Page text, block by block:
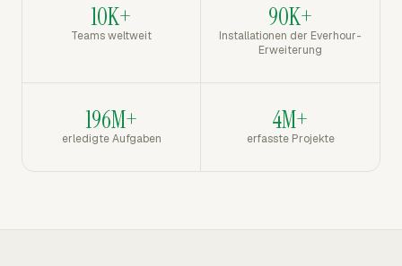
10K+
Teams weltweit
90K+
Installationen der Everhour-
Erweiterung
196M+
erledigte Aufgaben
4M+
erfasste Projekte